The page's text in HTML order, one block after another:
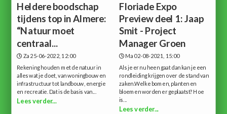
Heldere boodschap
tijdens top in Almere:
“Natuur moet
centraal...
Za 25-06-2022, 12:00
Rekening houden met de natuur in
alles wat je doet, van woningbouw en
infrastructuur tot landbouw, energie
en recreatie. Dat is de basis van...
Lees verder...
Floriade Expo
Preview deel 1: Jaap
Smit - Project
Manager Groen
Ma 02-08-2021, 15:00
Als je er nu heen gaat dan kan je een
rondleiding krijgen over de stand van
zaken.Welke bomen, planten en
bloemen worden er geplaatst? Hoe
is...
Lees verder...